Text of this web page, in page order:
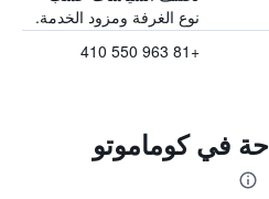
نوع الغرفة ومزود الخدمة.
+81 963 550 410
في كوماموتو